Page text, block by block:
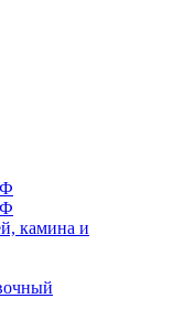
камина и